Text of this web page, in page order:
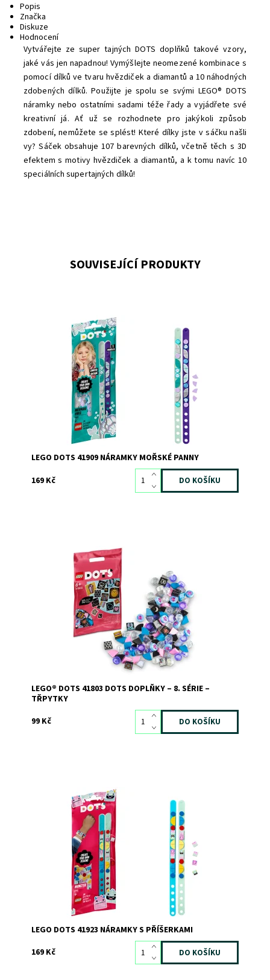
Popis
Značka
Diskuze
Hodnocení
Vytvářejte ze super tajných DOTS doplňků takové vzory,
jaké vás jen napadnou! Vymýšlejte neomezené kombinace s
pomocí dílků ve tvaru hvězdiček a diamantů a 10 náhodných
zdobených dílků. Použijte je spolu se svými LEGO® DOTS
náramky nebo ostatními sadami téže řady a vyjádřete své
kreativní já. Ať už se rozhodnete pro jakýkoli způsob
zdobení, nemůžete se splést! Které dílky jste v sáčku našli
vy?Sáček obsahuje 107 barevných dílků, včetně těch s 3D
efektem s motivy hvězdiček a diamantů, a k tomu navíc 10
speciálních supertajných dílků!
SOUVISEJÍCÍ PRODUKTY
Udělejte své malé fanynce mořských panen radost
kreativním dárkem, který si dozajista zamiluje!
Dostupnost:
Skladem
7730
LEGO
LEGO DOTS 41909 NÁRAMKY MOŘSKÉ PANNY
169 Kč
Inspirujte děti k zábavnému sebevyjádření 8. sérií
doplňků DOTS
Dostupnost:
Skladem>3
10617
LEGO
LEGO® DOTS 41803 DOTS DOPLŇKY – 8. SÉRIE –
TŘPYTKY
99 Kč
S příšeráckými náramky na vás čeká děsivě kreativní
Dostupnost:
Skladem
7820
LEGO
LEGO DOTS 41923 NÁRAMKY S PŘÍŠERKAMI
169 Kč